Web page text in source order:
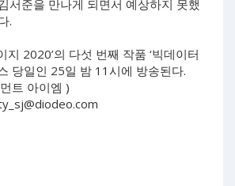
서준을 만나게 되면서 예상하지 못했
.
지 2020’의 다섯 번째 작품 ‘빅데이터
당일인 25일 밤 11시에 방송된다.
트 아이엠 )